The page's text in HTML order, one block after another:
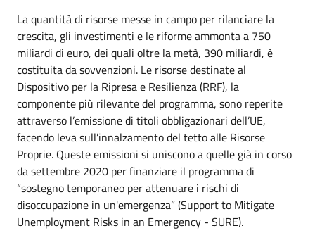
La quantità di risorse messe in campo per rilanciare la
crescita, gli investimenti e le riforme ammonta a 750
miliardi di euro, dei quali oltre la metà, 390 miliardi, è
costituita da sovvenzioni. Le risorse destinate al
Dispositivo per la Ripresa e Resilienza (RRF), la
componente più rilevante del programma, sono reperite
attraverso l’emissione di titoli obbligazionari dell’UE,
facendo leva sull’innalzamento del tetto alle Risorse
Proprie. Queste emissioni si uniscono a quelle già in corso
da settembre 2020 per finanziare il programma di
“sostegno temporaneo per attenuare i rischi di
disoccupazione in un'emergenza” (Support to Mitigate
Unemployment Risks in an Emergency - SURE).